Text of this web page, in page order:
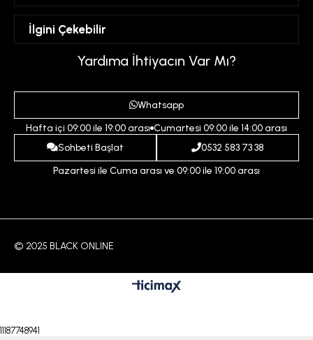
Hesabım
Favorilerim
Mesafeli Satış Sözleşmesi
Üyelik Sözleşmesi
Gizlilik ve Güvenlik Politikası
Ödeme ve Teslimat Koşulları
İptal ve İade Koşulları
İlgini Çekebilir
İndirim
Yardıma İhtiyacın Var Mı?
Whatsapp
Hafta içi 09:00 ile 19:00 arası Cumartesi 09:00 ile 14:00 arası
Sohbeti Başlat
0532 583 73 38
Pazartesi ile Cuma arası ve 09:00 ile 19:00 arası
© 2025 BLACK ONLINE
11187748941